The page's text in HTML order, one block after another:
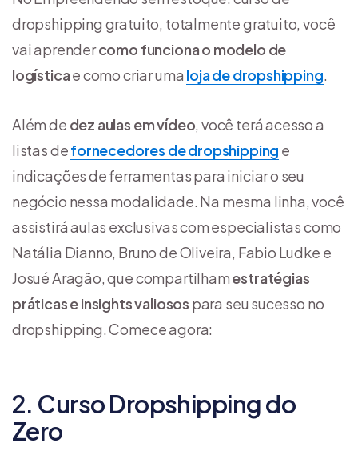
dropshipping gratuito, totalmente gratuito, você
vai aprendercomo funciona o modelo de
logísticae como criar uma loja de dropshipping.
Além de dez aulas em vídeo, você terá acesso a
listas defornecedores de dropshipping e
indicações de ferramentas para iniciar o seu
negócio nessa modalidade. Na mesma linha, você
assistirá aulas exclusivas com especialistas como
Natália Dianno, Bruno de Oliveira, Fabio Ludke e
Josué Aragão, que compartilhamestratégias
práticas e insights valiosos para seu sucesso no
dropshipping. Comece agora:
2. Curso Dropshipping do
Zero